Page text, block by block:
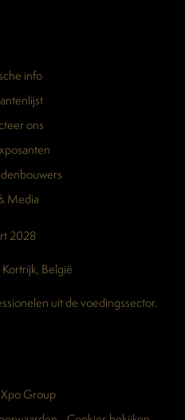
info
ons
Media
2028
België
uit de voedingssector.
Group